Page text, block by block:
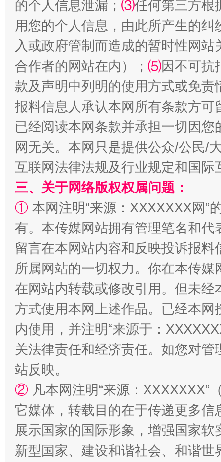
解纷+调解+退费，一次搞定
站台名比不上好声名
漫山遍野的桃花与雪山、麦地、白藏房
的个人信息泄漏； ⑶任何第三方根
用您的个人信息，由此所产生的纠
入或政府管制而造成的暂时性网
合作者的网站在内）； ⑸因不可抗
款及声明中列明的使用方式或免责
报料信息人承认本网所有条款方
已经阅读本网条款并承担一切因
网无关。本网只是提供公众/公民/
互联网法律法规及行业规定和国
三、关于网络版权权属问题：
① 本网注明“来源：XXXXXXX网”
有。本传媒网站拥有管理笔名和
留言在本网站内容和反映投诉报
所属网站的一切权力。你在本传
在网站内转载或修改引用。但未
方式使用本网上述作品。已经本
内使用，并注明“来源于：
关法律责任和经济责任。如您对
站反映。
② 凡本网注明“来源：
它媒体，转载目的在于传递更多
展示国家的国际形象，增强国家
新型国家、建设和谐社会、和谐